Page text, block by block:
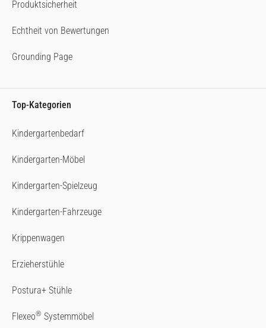
Produktsicherheit
Echtheit von Bewertungen
Grounding Page
Top-Kategorien
Kindergartenbedarf
Kindergarten-Möbel
Kindergarten-Spielzeug
Kindergarten-Fahrzeuge
Krippenwagen
Erzieherstühle
Postura+ Stühle
Flexeo® Systemmöbel